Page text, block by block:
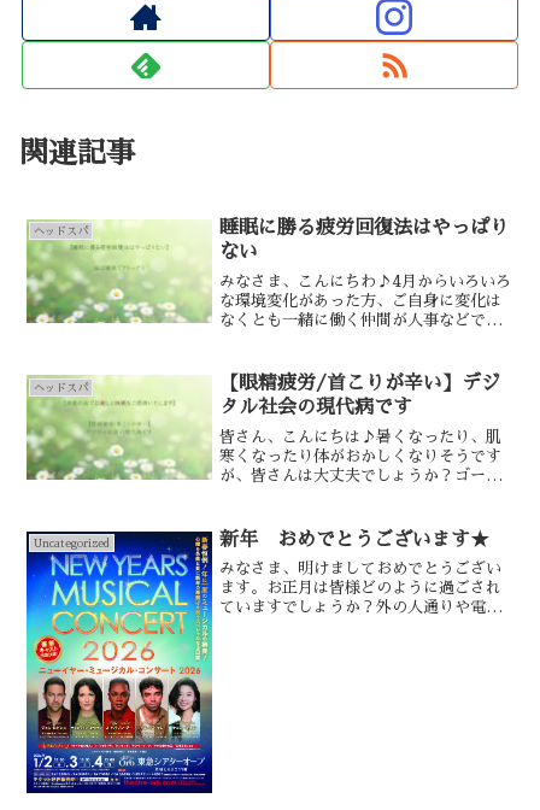
関連記事
ヘッドスパ
睡眠に勝る疲労回復法はやっぱり
ない
みなさま、こんにちわ♪4月からいろいろ
な環境変化があった方、ご自身に変化は
なくとも一緒に働く仲間が人事などで変
や不調が出てくるからです。ご自身の体
調や気持ちを連休で優し...
ヘッドスパ
【眼精疲労/首こりが辛い】デジ
タル社会の現代病です
皆さん、こんにちは♪暑くなったり、肌
寒くなったり体がおかしくなりそうです
が、皆さんは大丈夫でしょうか？ゴール
疲れのリフレッシュも良いのではないで
しょうか？さまざまなリ...
Uncategorized 新年 おめでとうございます★
みなさま、明けましておめでとうござい
ます。お正月は皆様どのように過ごされ
ていますでしょうか？外の人通りや電車